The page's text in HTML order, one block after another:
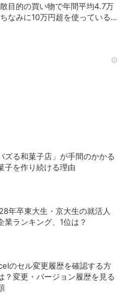
目的の買い物で年間平均4.7万
なみに10万円超を使っている
ズる和菓子店」が手間のかかる
子を作り続ける理由
年卒東大生・京大生の就活人
業ランキング、1位は？
のセル変更履歴を確認する方
？変更・バージョン履歴を見る